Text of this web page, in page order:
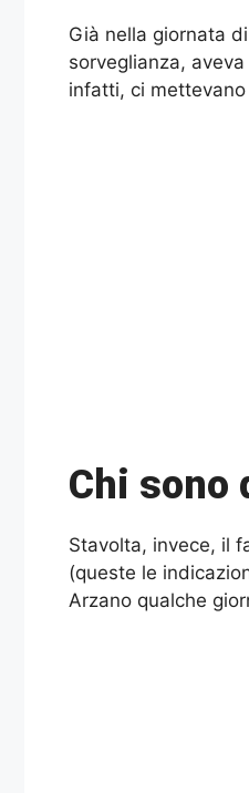
Già nella giornata
sorveglianza,
infatti, ci
Chi sono
Stavolta, invece, il
(queste le
Arzano qualche